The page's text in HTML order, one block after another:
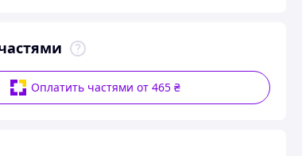
Оплатить частями от 465 ₴